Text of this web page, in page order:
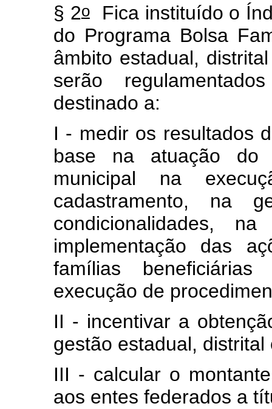
§ 2o Fica instituído o
do Programa Bolsa
âmbito estadual,
serão
destinado a:
I - medir os resultados
base na atuação do
municipal na
cadastramento, na
condicionalidades,
implementação das
famílias
execução de
II - incentivar a
gestão estadual,
III - calcular o
aos entes federados a